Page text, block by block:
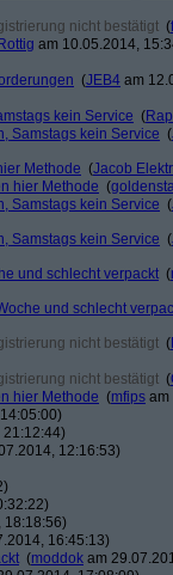
nicht bestätigt (
am 10.05.2014,
(JEB4 am
kein Service (
Samstags kein Service (
Methode (Jacob
hier Methode (
Samstags kein Service (
Samstags kein Service (
und schlecht verpackt (
und schlecht
nicht bestätigt (
nicht bestätigt (
hier Methode (mfips am
12:16:53)
18:18:56)
16:45:13)
(moddok am